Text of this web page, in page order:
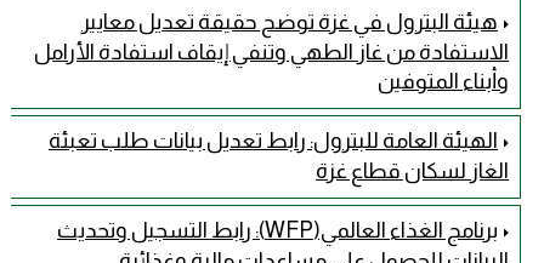
هيئة البترول في غزة توضح حقيقة تعديل معايير
الاستفادة من غاز الطهي وتنفي إيقاف استفادة الأرامل
وأبناء المتوفين
الهيئة العامة للبترول: رابط تعديل بيانات طلب تعبئة
الغاز لسكان قطاع غزة
برنامج الغذاء العالمي(WFP): رابط التسجيل وتحديث